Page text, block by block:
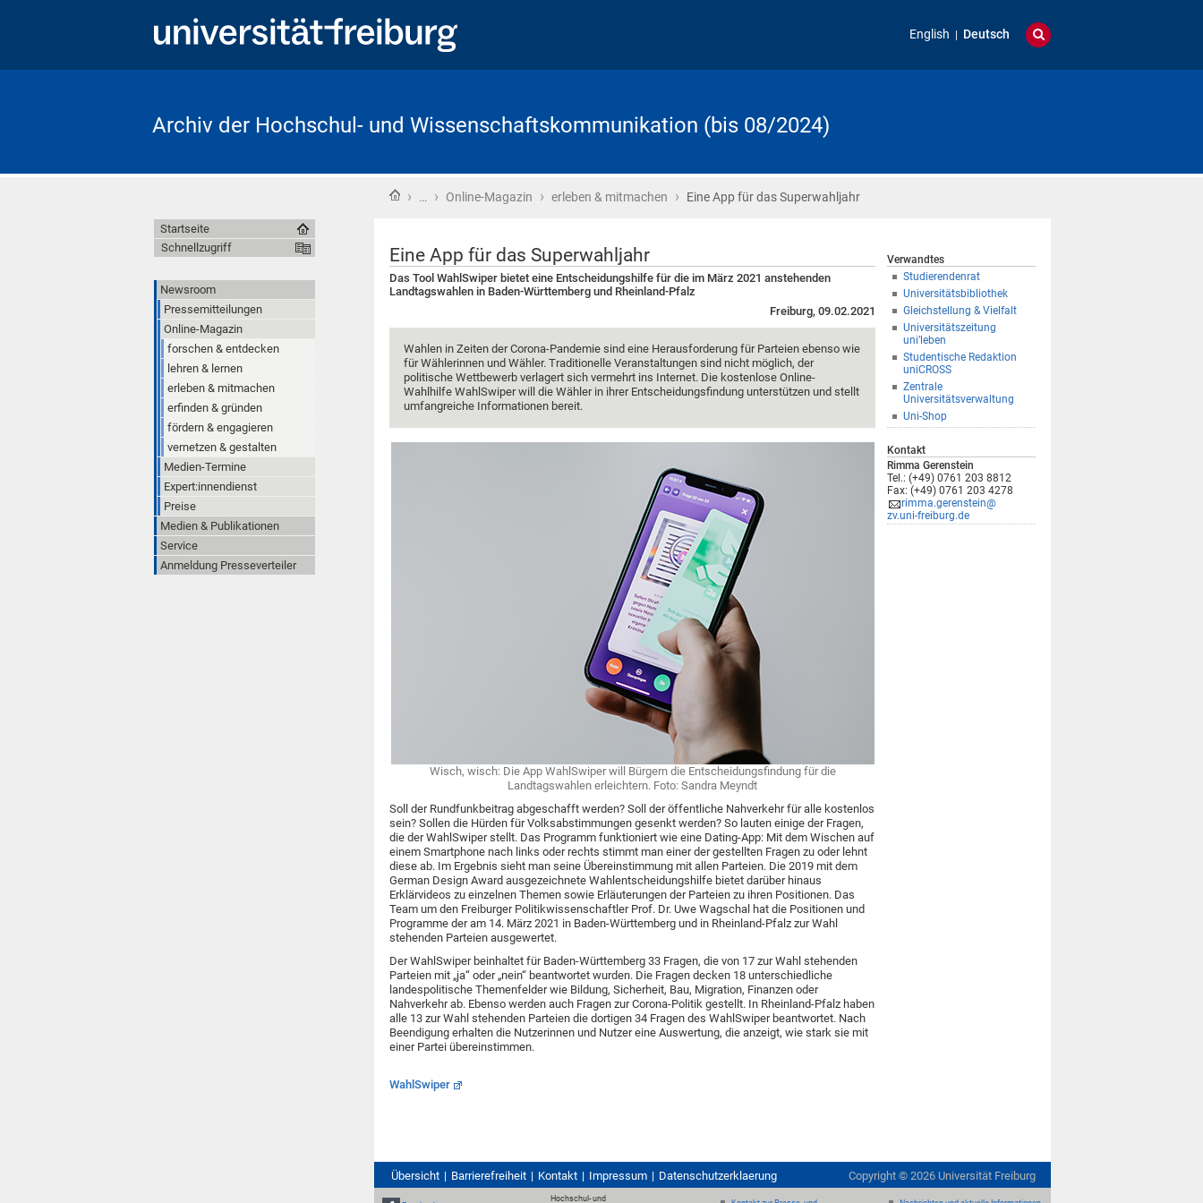
English Deutsch
Archiv der Hochschul- und Wissenschaftskommunikation (bis 08/2024)
Startseite
› … › Online-Magazin › erleben & mitmachen › Eine App für das Superwahljahr
Eine App für das Superwahljahr
Das Tool WahlSwiper bietet eine Entscheidungshilfe für die im März 2021 anstehenden
Landtagswahlen in Baden-Württemberg und Rheinland-Pfalz
Freiburg, 09.02.2021
Wahlen in Zeiten der Corona-Pandemie sind eine Herausforderung für Parteien ebenso wie
für Wählerinnen und Wähler. Traditionelle Veranstaltungen sind nicht möglich, der
politische Wettbewerb verlagert sich vermehrt ins Internet. Die kostenlose Online-
Wahlhilfe WahlSwiper will die Wähler in ihrer Entscheidungsfindung unterstützen und stellt
umfangreiche Informationen bereit.
Wisch, wisch: Die App WahlSwiper will Bürgern die Entscheidungsfindung für die
Landtagswahlen erleichtern. Foto: Sandra Meyndt
Soll der Rundfunkbeitrag abgeschafft werden? Soll der öffentliche Nahverkehr für alle kostenlos
sein? Sollen die Hürden für Volksabstimmungen gesenkt werden? So lauten einige der Fragen,
die der WahlSwiper stellt. Das Programm funktioniert wie eine Dating-App: Mit dem Wischen auf
einem Smartphone nach links oder rechts stimmt man einer der gestellten Fragen zu oder lehnt
diese ab. Im Ergebnis sieht man seine Übereinstimmung mit allen Parteien. Die 2019 mit dem
German Design Award ausgezeichnete Wahlentscheidungshilfe bietet darüber hinaus
Erklärvideos zu einzelnen Themen sowie Erläuterungen der Parteien zu ihren Positionen. Das
Team um den Freiburger Politikwissenschaftler Prof. Dr. Uwe Wagschal hat die Positionen und
Programme der am 14. März 2021 in Baden-Württemberg und in Rheinland-Pfalz zur Wahl
stehenden Parteien ausgewertet.
Der WahlSwiper beinhaltet für Baden-Württemberg 33 Fragen, die von 17 zur Wahl stehenden
Parteien mit „ja“ oder „nein“ beantwortet wurden. Die Fragen decken 18 unterschiedliche
landespolitische Themenfelder wie Bildung, Sicherheit, Bau, Migration, Finanzen oder
Nahverkehr ab. Ebenso werden auch Fragen zur Corona-Politik gestellt. In Rheinland-Pfalz haben
alle 13 zur Wahl stehenden Parteien die dortigen 34 Fragen des WahlSwiper beantwortet. Nach
Beendigung erhalten die Nutzerinnen und Nutzer eine Auswertung, die anzeigt, wie stark sie mit
einer Partei übereinstimmen.
WahlSwiper
Verwandtes
Studierendenrat
Universitätsbibliothek
Gleichstellung & Vielfalt
Universitätszeitung
uni’leben
Studentische Redaktion
uniCROSS
Zentrale
Universitätsverwaltung
Uni-Shop
Kontakt
Rimma Gerenstein
Tel.: (+49) 0761 203 8812
Fax: (+49) 0761 203 4278
rimma.gerenstein@
zv.uni-freiburg.de
Startseite
Schnellzugriff
Newsroom
Pressemitteilungen
Online-Magazin
forschen & entdecken
lehren & lernen
erleben & mitmachen
erfinden & gründen
fördern & engagieren
vernetzen & gestalten
Medien-Termine
Expert:innendienst
Preise
Medien & Publikationen
Service
Anmeldung Presseverteiler
Übersicht Barrierefreiheit Kontakt Impressum Datenschutzerklaerung Copyright © 2026 Universität Freiburg
Hochschul- und